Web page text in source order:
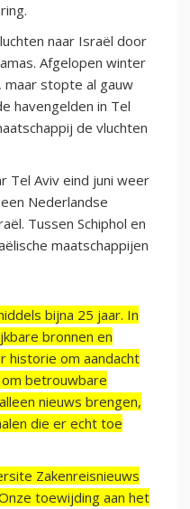
naar Israël door
Afgelopen winter
stopte al gauw
havengelden in Tel
de vluchten
Tel Aviv eind juni weer
Nederlandse
Tussen Schiphol en
maatschappijen
bijna 25 jaar. In
bronnen en
historie om aandacht
betrouwbare
nieuws brengen,
die er echt toe
Zakenreisnieuws
toewijding aan het